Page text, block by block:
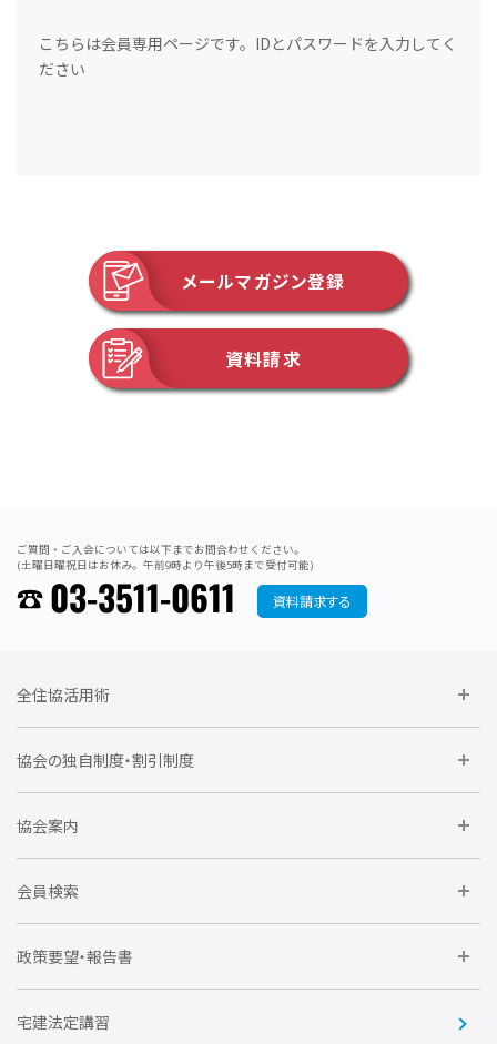
こちらは会員専用ページです。IDとパスワードを入力してく
ださい
メールマガジン登録
資料請求
ご質問・ご入会については以下までお問合わせください。
(土曜日曜祝日はお休み。午前9時より午後5時まで受付可能)
03-3511-0611 資料請求する
全住協活用術
委員会に参加しよう
要望活動に参加しよう
協会の独自制度・割引制度
住宅瑕疵担保責任保険割引制度
全住協NET
不動産後見アドバイザー資格講習
会
全住協ビジネスショップ
協会案内
運営組織
トライアル会員制度
会員検索
企業会員
賛助会員
政策要望・報告書
住宅・土地税制改正要望
宅建法定講習